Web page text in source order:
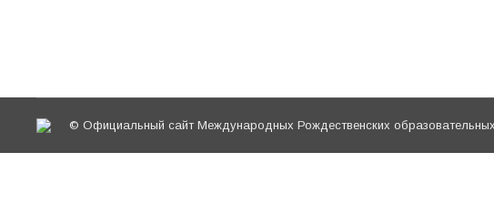
© Официальный сайт Международных Рождественских образовательных